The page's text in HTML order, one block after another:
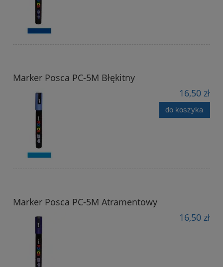
Marker Posca PC-5M Błękitny
16,50 zł
do koszyka
Marker Posca PC-5M Atramentowy
16,50 zł